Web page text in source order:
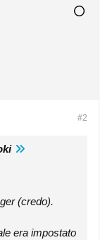
#2
(credo).
era impostato